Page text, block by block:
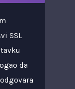
SSL
da